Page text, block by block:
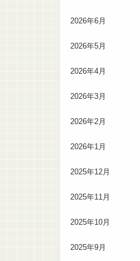
2026年6月
2026年5月
2026年4月
2026年3月
2026年2月
2026年1月
2025年12月
2025年11月
2025年10月
2025年9月